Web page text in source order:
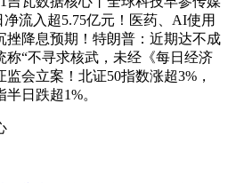
流入超5.75亿元！医药、AI使用
挫降息预期！特朗普：近期达不成
“不寻求核武，未经《每日经济
会立案！北证50指数涨超3%，
日跌超1%。